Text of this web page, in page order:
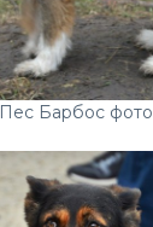
Пес Барбос фото